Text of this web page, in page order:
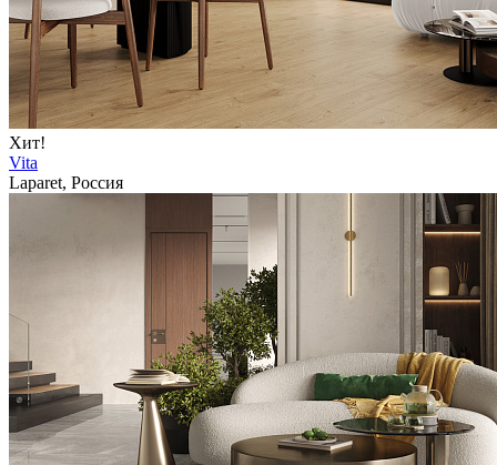
Хит!
Vita
Laparet, Россия